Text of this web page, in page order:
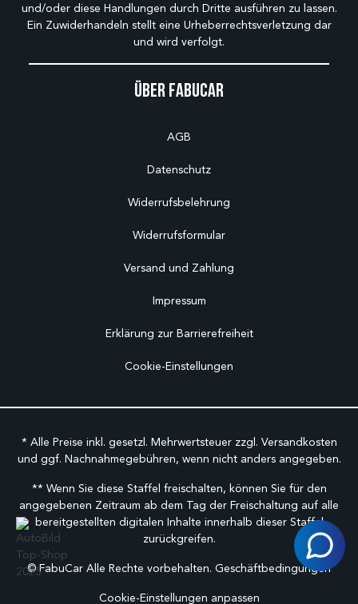
Über Fabucar
AGB
Datenschutz
Widerrufsbelehrung
Widerrufsformular
Versand und Zahlung
Impressum
Erklärung zur Barrierefreiheit
Cookie-Einstellungen
und/oder diese Handlungen durch Dritte ausführen zu lassen.
Ein Zuwiderhandeln stellt eine Urheberrechtsverletzung dar
und wird verfolgt.
* Alle Preise inkl. gesetzl. Mehrwertsteuer zzgl. Versandkosten
und ggf. Nachnahmegebühren, wenn nicht anders angegeben.
** Wenn Sie diese Staffel freischalten, können Sie für den
angegebenen Zeitraum ab dem Tag der Freischaltung auf alle
bereitgestellten digitalen Inhalte innerhalb dieser Staffel
zurückgreifen.
©FabuCar Alle Rechte vorbehalten. Geschäftbedingungen
Cookie-Einstellungen anpassen